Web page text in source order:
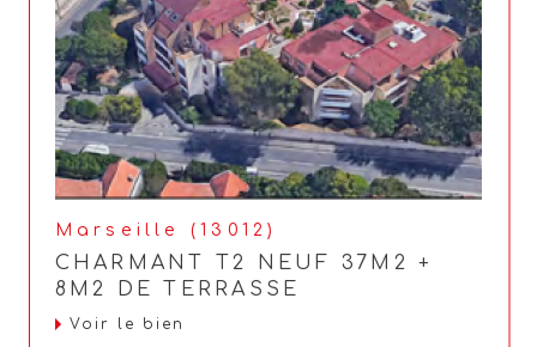
Marseille (13012)
CHARMANT T2 NEUF 37M2 +
8M2 DE TERRASSE
Voir le bien